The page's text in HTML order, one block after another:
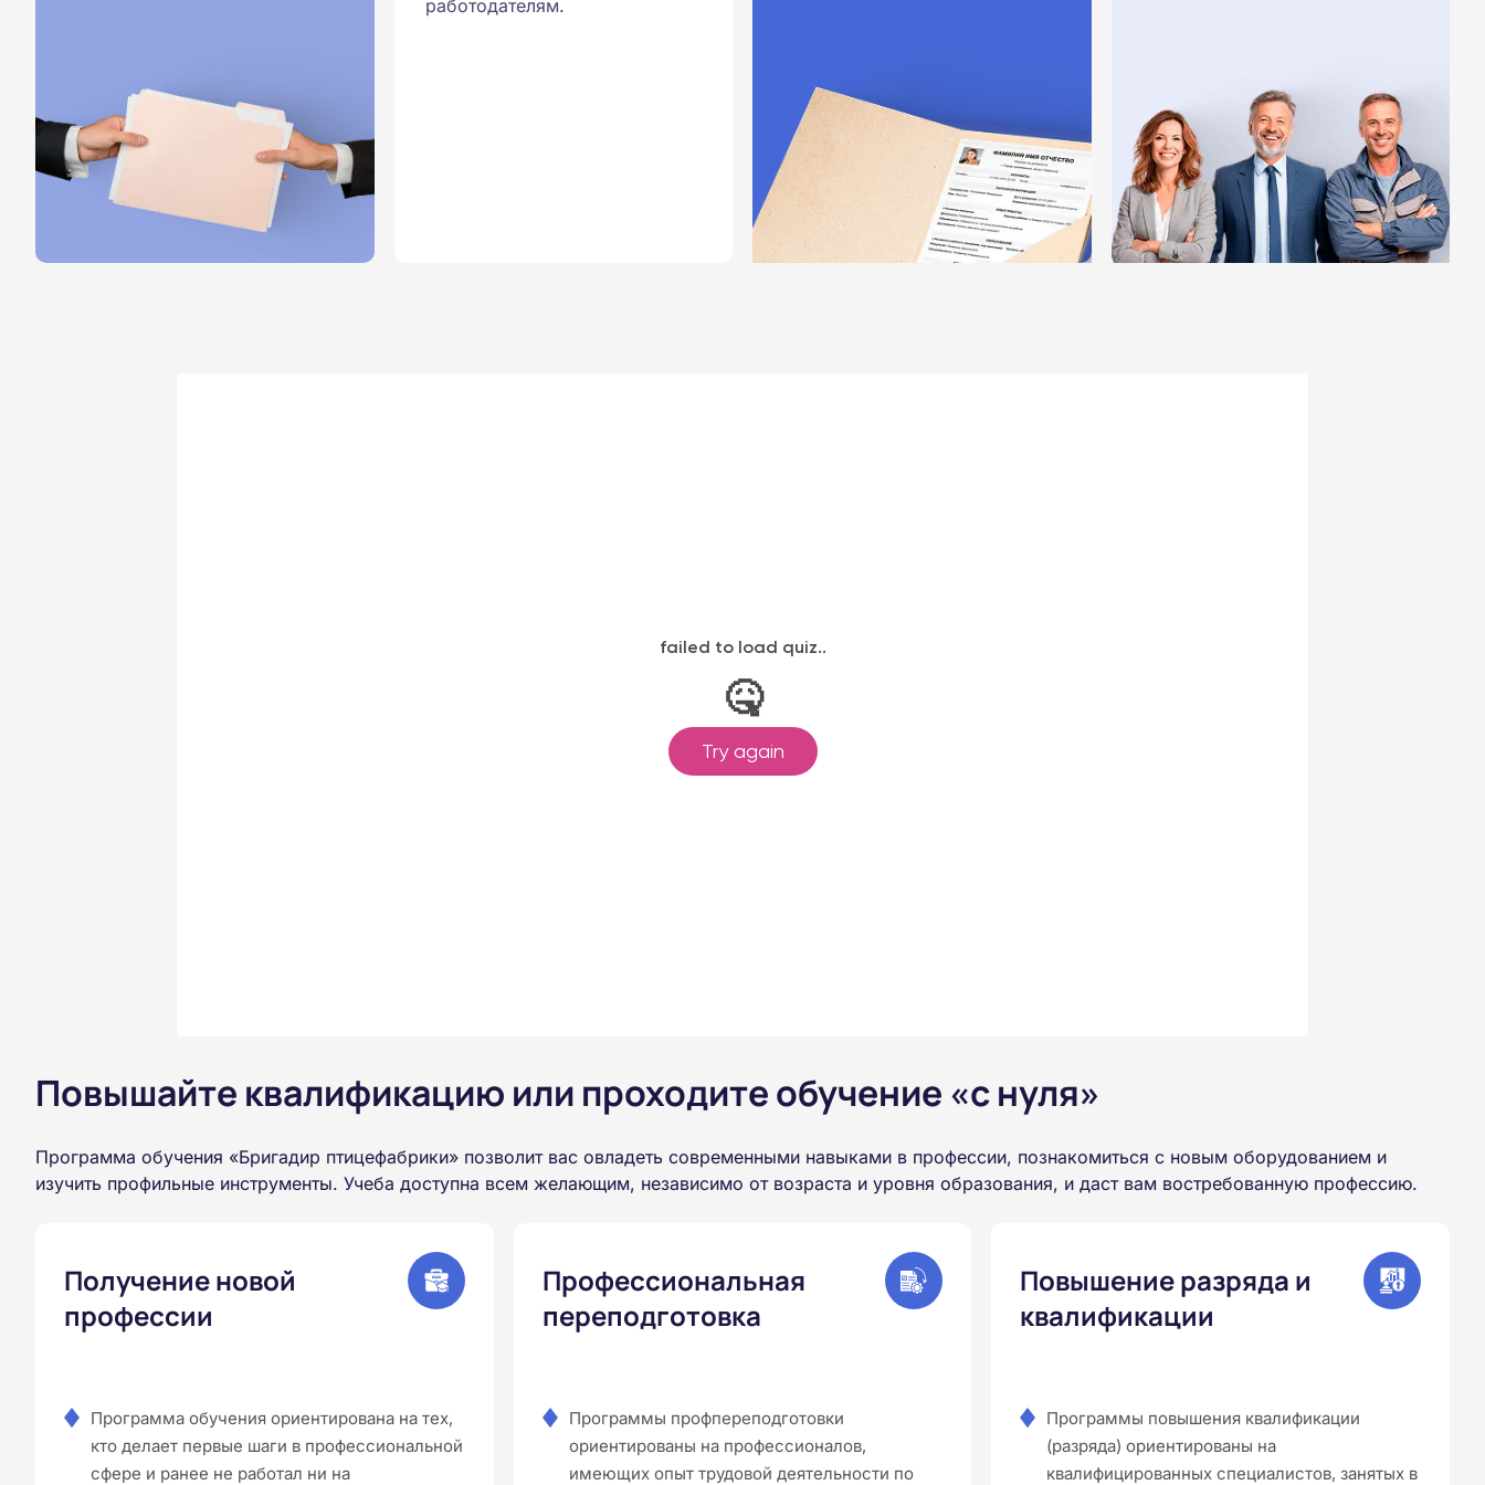
работодателям.
Повышайте квалификацию или проходите обучение «с нуля»
Программа обучения «Бригадир птицефабрики» позволит вас овладеть современными навыками в профессии, познакомиться с новым оборудованием и
изучить профильные инструменты. Учеба доступна всем желающим, независимо от возраста и уровня образования, и даст вам востребованную профессию.
Получение новой
профессии
Программа обучения ориентирована на тех,
кто делает первые шаги в профессиональной
сфере и ранее не работал ни на
Профессиональная
переподготовка
Программы профпереподготовки
ориентированы на профессионалов,
имеющих опыт трудовой деятельности по
Повышение разряда и
квалификации
Программы повышения квалификации
(разряда) ориентированы на
квалифицированных специалистов, занятых в